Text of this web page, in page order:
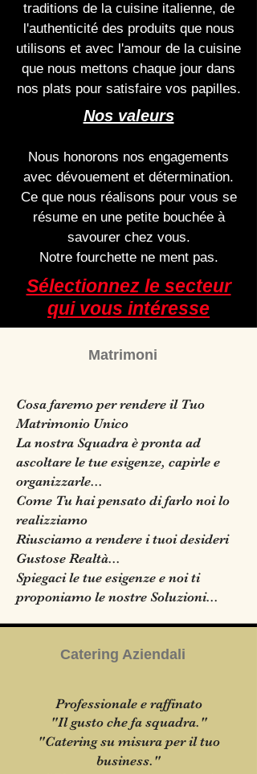
traditions de la cuisine italienne, de
l'authenticité des produits que nous
utilisons et avec l'amour de la cuisine
que nous mettons chaque jour dans
nos plats pour satisfaire vos papilles.
Nos valeurs
Nous honorons nos engagements
avec dévouement et détermination.
Ce que nous réalisons pour vous se
résume en une petite bouchée à
savourer chez vous.
Notre fourchette ne ment pas.
Sélectionnez le secteur
qui vous intéresse
Matrimoni
Cosa faremo per rendere il Tuo
Matrimonio Unico
La nostra Squadra è pronta ad
ascoltare le tue esigenze, capirle e
organizzarle...
Come Tu hai pensato di farlo noi lo
realizziamo
Riusciamo a rendere i tuoi desideri
Gustose Realtà...
Spiegaci le tue esigenze e noi ti
proponiamo le nostre Soluzioni...
Catering Aziendali
Professionale e raffinato
"Il gusto che fa squadra."
"Catering su misura per il tuo
business."